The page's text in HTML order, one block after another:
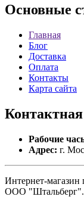
Основные
Главная
Блог
Доставка
Оплата
Контакты
Карта сайта
Контактная
Рабочие
Адрес: г.
Интернет-
ООО "Штальберг".